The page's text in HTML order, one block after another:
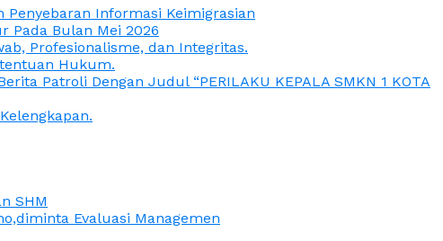
Informasi Keimigrasian
Pada Bulan Mei 2026
Profesionalisme, dan Integritas.
Hukum.
Patroli Dengan Judul “PERILAKU KEPALA SMKN 1 KOTA
SHM
Evaluasi Managemen